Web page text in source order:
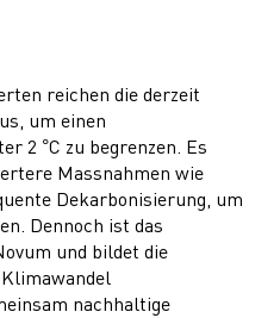
reichen die derzeit
um einen
2 °C zu begrenzen. Es
Massnahmen wie
Dekarbonisierung, um
Dennoch ist das
und bildet die
nachhaltige